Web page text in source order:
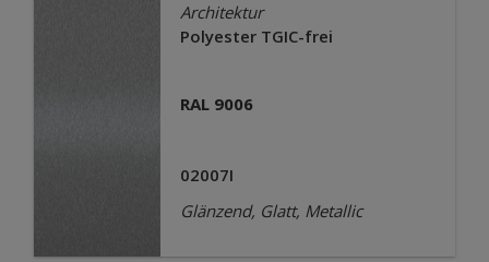
Architektur
Polyester TGIC-frei
RAL 9006
02007I
Glänzend, Glatt, Metallic